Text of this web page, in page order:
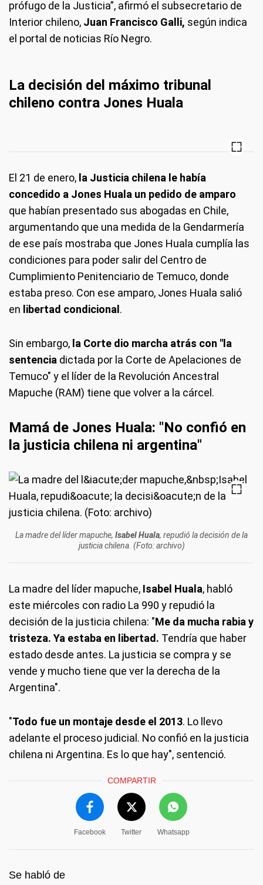
prófugo de la Justicia”, afirmó el subsecretario de
Interior chileno, Juan Francisco Galli, según indica
el portal de noticias Río Negro.
La decisión del máximo tribunal
chileno contra Jones Huala
El 21 de enero, la Justicia chilena le había
concedido a Jones Huala un pedido de amparo
que habían presentado sus abogadas en Chile,
argumentando que una medida de la Gendarmería
de ese país mostraba que Jones Huala cumplía las
condiciones para poder salir del Centro de
Cumplimiento Penitenciario de Temuco, donde
estaba preso. Con ese amparo, Jones Huala salió
en libertad condicional .
Sin embargo, la Corte dio marcha atrás con "la
sentencia dictada por la Corte de Apelaciones de
Temuco" y el líder de la Revolución Ancestral
Mapuche (RAM) tiene que volver a la cárcel.
Mamá de Jones Huala: "No confió en
la justicia chilena ni argentina"
La madre del líder mapuche, Isabel Huala, repudió la decisión de la
justicia chilena. (Foto: archivo)
La madre del líder mapuche, Isabel Huala, habló
este miércoles con radio La 990 y repudió la
decisión de la justicia chilena: "Me da mucha rabia y
tristeza. Ya estaba en libertad. Tendría que haber
estado desde antes. La justicia se compra y se
vende y mucho tiene que ver la derecha de la
Argentina".
"Todo fue un montaje desde el 2013. Lo llevo
adelante el proceso judicial. No confió en la justicia
chilena ni Argentina. Es lo que hay", sentenció.
COMPARTIR
Facebook Twitter Whatsapp
Se habló de